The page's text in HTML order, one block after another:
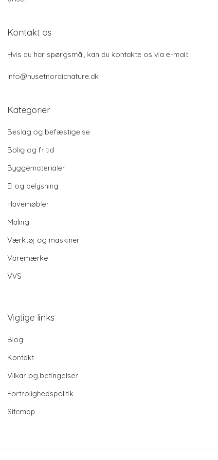
Kontakt os
Hvis du har spørgsmål, kan du kontakte os via e-mail:
info@husetnordicnature.dk
Kategorier
Beslag og befæstigelse
Bolig og fritid
Byggematerialer
El og belysning
Havemøbler
Maling
Værktøj og maskiner
Varemærke
VVS
Vigtige links
Blog
Kontakt
Vilkar og betingelser
Fortrolighedspolitik
Sitemap